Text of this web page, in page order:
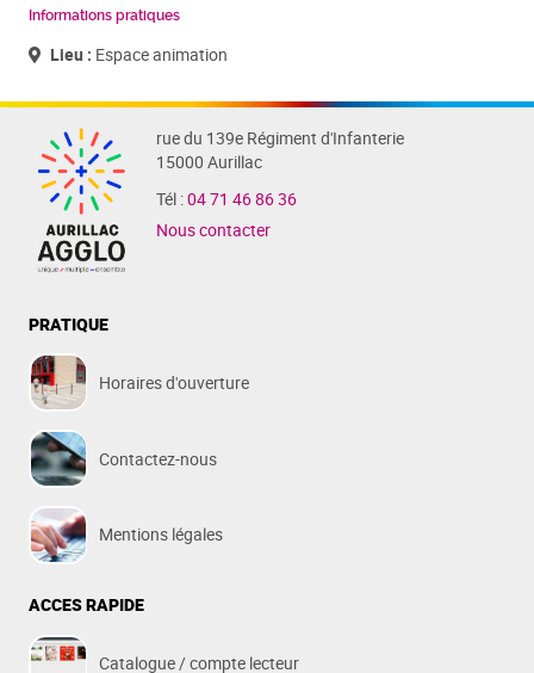
Informations pratiques
Lieu : Espace animation
rue du 139e Régiment d'Infanterie
15000 Aurillac
Tél :04 71 46 86 36
Nous contacter
PRATIQUE
Horaires d'ouverture
Contactez-nous
Mentions légales
ACCES RAPIDE
Catalogue / compte lecteur